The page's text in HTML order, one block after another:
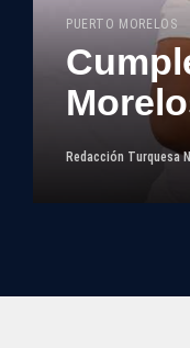
PUERTO MORELOS
Redacción Turquesa